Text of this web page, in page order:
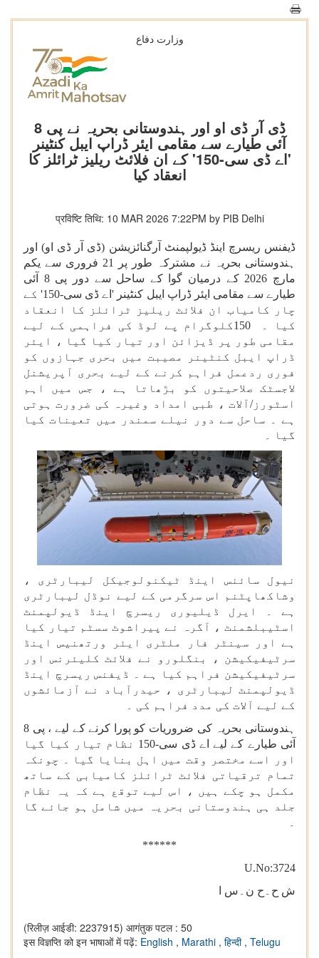
وزارت دفاع
ڈی آر ڈی او اور ہندوستانی بحریہ نے پی 8
آئی طیارے سے مقامی ایئر ڈراپ ایبل کنٹینر
'اے ڈی سی-150' کے ان فلائٹ ریلیز ٹرائلز کا
انعقاد کیا
प्रविष्टि तिथि: 10 MAR 2026 7:22PM by PIB Delhi
ڈیفنس ریسرچ اینڈ ڈیولپمنٹ آرگنائزیشن (ڈی آر ڈی او) اور
ہندوستانی بحریہ نے مشترکہ طور پر 21 فروری سے یکم
مارچ 2026 کے درمیان گوا کے ساحل سے دور پی 8 آئی
طیارے سے مقامی ایئر ڈراپ ایبل کنٹینر 'اے ڈی سی-150' کے
چار کامیاب ان فلائٹ ریلیز ٹرائلز کا انعقاد
کیا ۔
150کلوگرام پے لوڈ کی فراہمی کے لیے
مقامی طور پر ڈیزائن اور تیار کیا گیا ، ایئر
ڈراپ ایبل کنٹینر مصیبت میں بحری جہازوں کو
فوری ردعمل فراہم کرنے کے لیے بحری آپریشنل
لاجسٹک صلاحیتوں کو بڑھاتا ہے ، جس میں اہم
اسٹورز/آلات ، طبی امداد وغیرہ کی ضرورت ہوتی
ہے ۔ ساحل سے دور نیلے سمندر میں تعینات کیا
گیا ۔
نیول سائنس اینڈ ٹیکنولوجیکل لیبارٹری ،
وشاکھاپٹنم اس سرگرمی کے لیے نوڈل لیبارٹری
ہے ۔ ایرل ڈیلیوری ریسرچ اینڈ ڈیولپمنٹ
اسٹیبلشمنٹ ، آگرہ نے پیراشوٹ سسٹم تیار کیا
ہے اور سینٹر فار ملٹری ایئر ورتھنیس اینڈ
سرٹیفیکیشن ، بنگلورو نے فلائٹ کلیئرنس اور
سرٹیفیکیشن فراہم کیا ہے ۔ ڈیفنس ریسرچ اینڈ
ڈیولپمنٹ لیبارٹری ، حیدرآباد نے آزمائشوں
کے لیے آلات کی مدد فراہم کی ۔
ہندوستانی بحریہ کی ضروریات کو پورا کرنے کے لیے ، پی 8
آئی طیارے کے لیے اے ڈی سی-150 نظام تیار کیا گیا
اور اسے مختصر وقت میں اہل بنایا گیا ۔ چونکہ
تمام ترقیاتی فلائٹ ٹرائلز کامیابی کے ساتھ
مکمل ہو چکے ہیں ، اس لیے توقع ہے کہ یہ نظام
جلد ہی ہندوستانی بحریہ میں شامل ہو جائے گا
******
U.No:3724
ش ح۔ح ن۔س ا
(रिलीज़ आईडी: 2237915) आगंतुक पटल : 50
इस विज्ञप्ति को इन भाषाओं में पढ़ें: English , Marathi , हिन्दी , Telugu